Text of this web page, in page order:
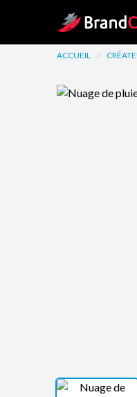
Site Logo
ACCUEIL //